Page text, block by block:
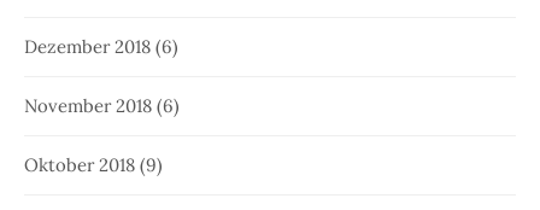
Dezember 2018 (6)
November 2018 (6)
Oktober 2018 (9)